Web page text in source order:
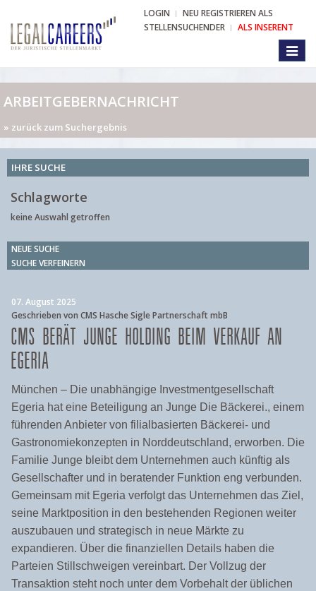
LOGIN
NEU REGISTRIEREN ALS
STELLENSUCHENDER
ALS INSERENT
ARBEITGEBERNACHRICHT
» zurück zum Suchergebnis
IHRE SUCHE
Schlagworte
keine Auswahl getroffen
NEUE SUCHE
SUCHE VERFEINERN
07. August 2025
Geschrieben von CMS Hasche Sigle Partnerschaft mbB
CMS BERÄT JUNGE HOLDING BEIM VERKAUF AN
EGERIA
München – Die unabhängige Investmentgesellschaft
Egeria hat eine Beteiligung an Junge Die Bäckerei., einem
führenden Anbieter von filialbasierten Bäckerei- und
Gastronomiekonzepten in Norddeutschland, erworben. Die
Familie Junge bleibt dem Unternehmen auch künftig als
Gesellschafter und in beratender Funktion eng verbunden.
Gemeinsam mit Egeria verfolgt das Unternehmen das Ziel,
seine Marktposition in den bestehenden Regionen weiter
auszubauen und strategisch in neue Märkte zu
expandieren. Über die finanziellen Details haben die
Parteien Stillschweigen vereinbart. Der Vollzug der
Transaktion steht noch unter dem Vorbehalt der üblichen